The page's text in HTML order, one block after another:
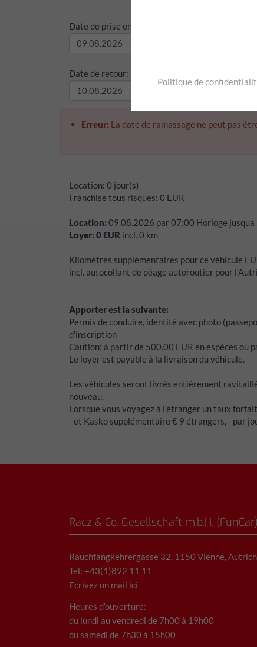
Date de prise en charge:
Date de retour:
Erreur: La date de ramassage ne peut pas
Location: 0 jour(s)
Franchise tous risques: 0 EUR
Location:09.08.2026 par07:00 Horloge jusqua
Loyer:0 EUR incl. 0 km
Kilomètres supplémentaires pour ce véhicule
incl. autocollant de péage autoroutier pour
Apporter est la suivante:
Permis de conduire, identité avec photo
d'inscription
Caution: à partir de 500.00 EUR en espèces ou
Le loyer est payable à la livraison du véhicule.
Les véhicules seront livrés entièrement
nouveau.
Lorsque vous voyagez à l'étranger un taux
- et Kasko supplémentaire € 9 étrangers, - par
Racz & Co. Gesellschaft m.b.H. (FunCar)
Rauchfangkehrergasse 32, 1150 Vienne,
Tel: +43(1)892 11 11
Ecrivez un mail ici
Heures d’ouverture:
du lundi au vendredi de 7h00 à 19h00
du samedi de 7h30 à 15h00
Politique de